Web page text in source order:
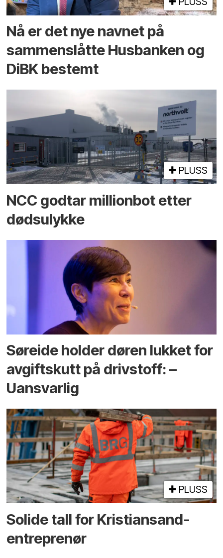
Nå er det nye navnet på
sammenslåtte Husbanken og
DiBK bestemt
PLUSS
NCC godtar millionbot etter
dødsulykke
Søreide holder døren lukket for
avgiftskutt på drivstoff: –
Uansvarlig
PLUSS
Solide tall for Kristiansand-
entreprenør